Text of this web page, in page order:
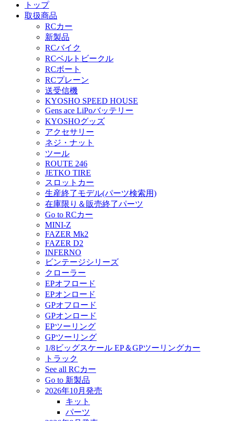
トップ
取扱商品
RCカー
新製品
RCバイク
RCベルトビークル
RCボート
RCプレーン
送受信機
KYOSHO SPEED HOUSE
Gens ace LiPoバッテリー
KYOSHOグッズ
アクセサリー
ネジ・ナット
ツール
ROUTE 246
JETKO TIRE
スロットカー
生産終了モデル(パーツ検索用)
在庫限り＆販売終了パーツ
Go to RCカー
MINI-Z
FAZER Mk2
FAZER D2
INFERNO
ビンテージシリーズ
クローラー
EPオフロード
EPオンロード
GPオフロード
GPオンロード
EPツーリング
GPツーリング
1/8ビッグスケール EP＆GPツーリングカー
トラック
See all RCカー
Go to 新製品
2026年10月発売
キット
パーツ